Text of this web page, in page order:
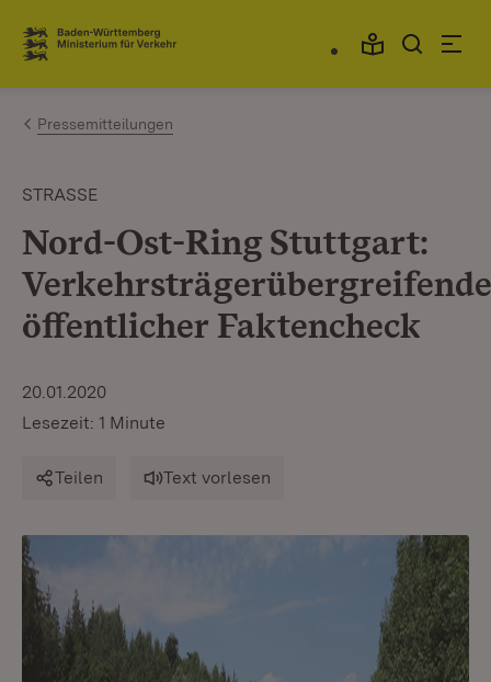
Zum Inhalt springen
Link zur Startseite
Pressemitteilungen
STRASSE
Nord-Ost-Ring Stuttgart:
öffentlicher Faktencheck
20.01.2020
Lesezeit: 1 Minute
Teilen Text vorlesen